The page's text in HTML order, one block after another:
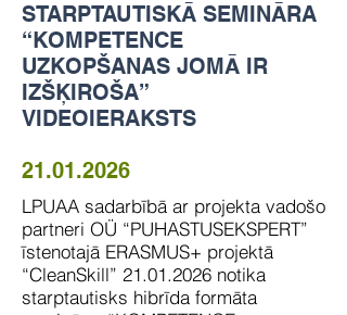
STARPTAUTISKĀ SEMINĀRA
“KOMPETENCE
UZKOPŠANAS JOMĀ IR
IZŠĶIROŠA”
VIDEOIERAKSTS
21.01.2026
LPUAA sadarbībā ar projekta vadošo
partneri OÜ “PUHASTUSEKSPERT”
īstenotajā ERASMUS+ projektā
“CleanSkill” 21.01.2026 notika
starptautisks hibrīda formāta